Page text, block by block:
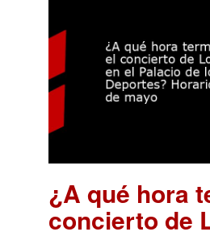
¿A qué hora
concierto de